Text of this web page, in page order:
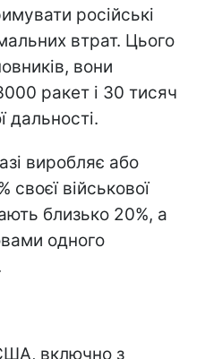
російські
втрат. Цього
вони
ракет і 30 тисяч
дальності.
виробляє або
своєї військової
близько 20%, а
одного
включно з